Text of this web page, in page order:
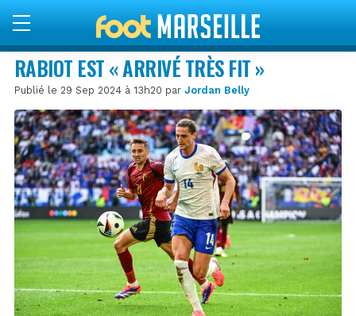
RABIOT EST « ARRIVÉ TRÈS FIT »
Publié le 29 Sep 2024 à 13h20 par Jordan Belly